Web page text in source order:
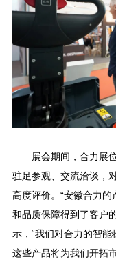
展会期间，合力展
驻足参观、交流洽谈，
高度评价。“安徽合力
和品质保障得到了客户
示，“我们对合力的智
这些产品将为我们开拓